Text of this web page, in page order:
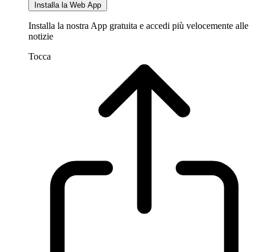
Installa la Web App
Installa la nostra App gratuita e accedi più velocemente alle
notizie
Tocca